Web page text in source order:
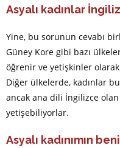
Asyalı kadınlar
Yine, bu sorunun cevabı
Güney Kore gibi bazı
öğrenir ve yetişkinler
Diğer ülkelerde, kadınlar
ancak ana dili İngilizce
yetişebiliyorlar.
Asyalı kadınımın